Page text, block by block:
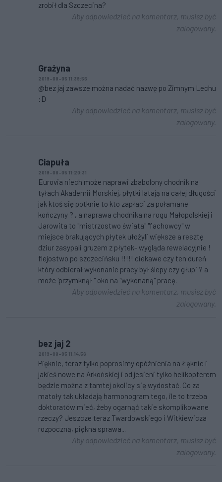
zrobił dla Szczecina?
Aby odpowiedzieć na komentarz, musisz być
zalogowany.
Grażyna
2019-08-05 11:39:56
@bez jaj zawsze można nadać nazwę po Zimnym Lechu
:D
Aby odpowiedzieć na komentarz, musisz być
zalogowany.
Ciapuła
2019-08-05 11:20:31
Eurovia niech może naprawi zbabolony chodnik na
tyłach Akademii Morskiej, płytki latają na całej długości
jak ktoś się potknie to kto zapłaci za połamane
kończyny ? , a naprawa chodnika na rogu Małopolskiej i
Jarowita to "mistrzostwo świata" "fachowcy" w
miejsce brakujących płytek ułożyli większe a resztę
dziur zasypali gruzem z płytek- wygląda rewelacyjnie !
flejostwo po szczecińsku !!!!! ciekawe czy ten dureń
który odbierał wykonanie pracy był ślepy czy głupi ? a
może 'przymknął " oko na "wykonaną" pracę.
Aby odpowiedzieć na komentarz, musisz być
zalogowany.
bez jaj 2
2019-08-05 11:14:56
Pięknie, teraz tylko poprosimy opóźnienia na Łęknie i
jakieś nowe na Arkońskiej i od jesieni tylko helikopterem
będzie można z tamtej okolicy się wydostać. Co za
matoły tak układają harmonogram tego, ile to trzeba
doktoratów mieć, żeby ogarnąć takie skomplikowane
rzeczy? Jeszcze teraz Twardowskiego i Witkiewicza
rozpoczną, piękna sprawa...
Aby odpowiedzieć na komentarz, musisz być
zalogowany.